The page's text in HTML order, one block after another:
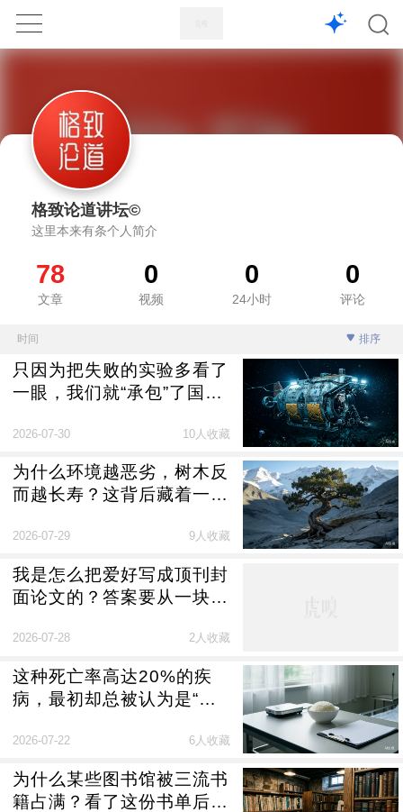
1X
格致论道讲坛©
这里本来有条个人简介
78
文章
0
视频
0
24小时
0
评论
时间 排序
只因为把失败的实验多看了
一眼，我们就“承包”了国内
材料
2026-07-30 10人收藏
为什么环境越恶劣，树木反
而越长寿？这背后藏着一种
2026-07-29 9人收藏
我是怎么把爱好写成顶刊封
面论文的？答案要从一块板
2026-07-28 2人收藏
这种死亡率高达20%的疾
病，最初却总被认为是“不
2026-07-22 6人收藏
为什么某些图书馆被三流书
籍占满？看了这份书单后我